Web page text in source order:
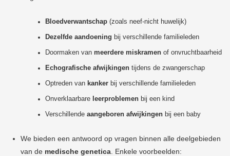
Bloedverwantschap (zoals neef-nicht huwelijk)
Dezelfde aandoening bij verschillende familieleden
Doormaken van meerdere miskramen of onvruchtbaarheid
Echografische afwijkingen tijdens de zwangerschap
Optreden van kanker bij verschillende familieleden
Onverklaarbare leerproblemen bij een kind
Verschillende aangeboren afwijkingen bij een baby
We bieden een antwoord op vragen binnen alle deelgebieden
van de medische genetica . Enkele voorbeelden: